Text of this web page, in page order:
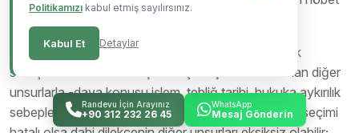
Randevu İçin Arayınız
+90 312 232 26 45
WhatsApp
Mesaj Gönderin
Dilekçenin bu bölümünün doğru yazılması,
güvenlik
soruşturması dava dilekçesi
başlıklı içerikte ele alınan diğer
unsurlarla -dava konusu işlem, tebliğ tarihi, hukuka aykırılık
sebepleri gibi- birlikte değerlendirilmelidir. Mahkeme seçimi
Politikamızı kabul etmiş sayılırsınız.
Kabul Et Detaylar